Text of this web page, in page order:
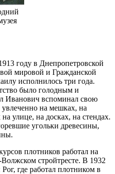
году в Днепропетровской
мировой и Гражданской
исполнилось три года.
было голодным и
Иванович вспоминал свою
на мешках, на
улице, на досках, на стендах.
угольки древесины,
плотников работал на
стройтресте. В 1932
где работал плотником в